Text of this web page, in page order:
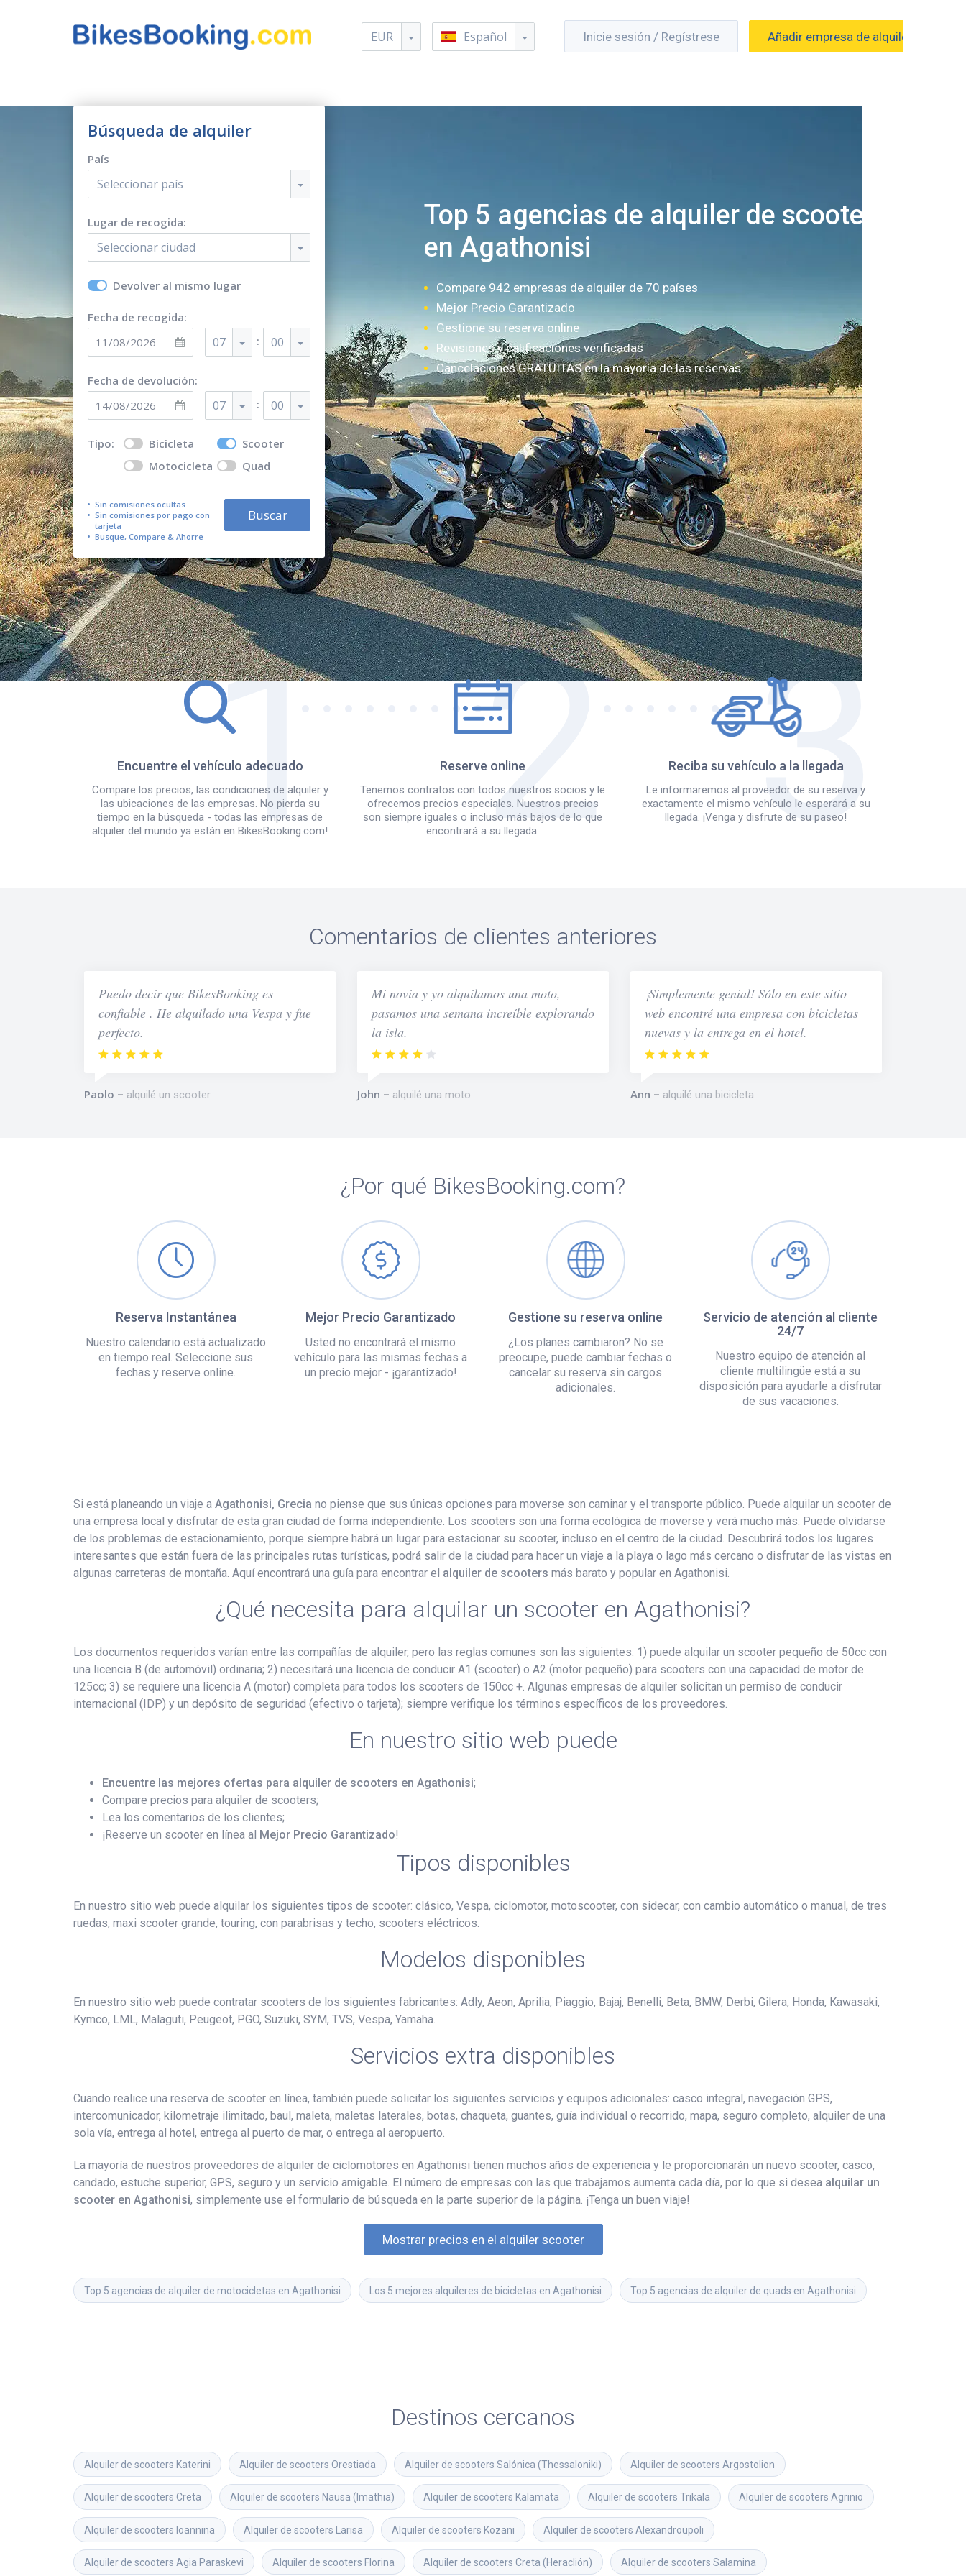
EUR Español Inicie sesión / Regístrese Añadir empresa de alquiler
Búsqueda de alquiler
País
Seleccionar país
Lugar de recogida:
Seleccionar ciudad
Devolver al mismo lugar
Fecha de recogida:
07 : 00
Fecha de devolución:
07 : 00
Tipo: Bicicleta
Scooter
Motocicleta
Quad
Sin comisiones ocultas
Sin comisiones por pago con
tarjeta
Busque, Compare & Ahorre
Buscar
Top 5 agencias de alquiler de scooters
en Agathonisi
Compare 942 empresas de alquiler de 70 países
Mejor Precio Garantizado
Gestione su reserva online
Revisiones y calificaciones verificadas
Cancelaciones GRATUITAS en la mayoría de las reservas
¿Cómo funciona?
Encuentre el vehículo adecuado
Compare los precios, las condiciones de alquiler y
las ubicaciones de las empresas. No pierda su
tiempo en la búsqueda - todas las empresas de
alquiler del mundo ya están en BikesBooking.com!
Reserve online
Tenemos contratos con todos nuestros socios y le
ofrecemos precios especiales. Nuestros precios
son siempre iguales o incluso más bajos de lo que
encontrará a su llegada.
Reciba su vehículo a la llegada
Le informaremos al proveedor de su reserva y
exactamente el mismo vehículo le esperará a su
llegada. ¡Venga y disfrute de su paseo!
Comentarios de clientes anteriores
Puedo decir que BikesBooking es
confiable . He alquilado una Vespa y fue
perfecto.
Paolo alquilé un scooter
Mi novia y yo alquilamos una moto,
pasamos una semana increíble explorando
la isla.
John alquilé una moto
¡Simplemente genial! Sólo en este sitio
web encontré una empresa con bicicletas
nuevas y la entrega en el hotel.
Ann alquilé una bicicleta
¿Por qué BikesBooking.com?
Reserva Instantánea
Nuestro calendario está actualizado
en tiempo real. Seleccione sus
fechas y reserve online.
Mejor Precio Garantizado
Usted no encontrará el mismo
vehículo para las mismas fechas a
un precio mejor - ¡garantizado!
Gestione su reserva online
¿Los planes cambiaron? No se
preocupe, puede cambiar fechas o
cancelar su reserva sin cargos
adicionales.
Servicio de atención al cliente
24/7
Nuestro equipo de atención al
cliente multilingüe está a su
disposición para ayudarle a disfrutar
de sus vacaciones.
Si está planeando un viaje a Agathonisi, Grecia no piense que sus únicas opciones para moverse son caminar y el transporte público. Puede alquilar un scooter de
una empresa local y disfrutar de esta gran ciudad de forma independiente. Los scooters son una forma ecológica de moverse y verá mucho más. Puede olvidarse
de los problemas de estacionamiento, porque siempre habrá un lugar para estacionar su scooter, incluso en el centro de la ciudad. Descubrirá todos los lugares
interesantes que están fuera de las principales rutas turísticas, podrá salir de la ciudad para hacer un viaje a la playa o lago más cercano o disfrutar de las vistas en
algunas carreteras de montaña. Aquí encontrará una guía para encontrar el alquiler de scooters más barato y popular en Agathonisi.
¿Qué necesita para alquilar un scooter en Agathonisi?
Los documentos requeridos varían entre las compañías de alquiler, pero las reglas comunes son las siguientes: 1) puede alquilar un scooter pequeño de 50cc con
una licencia B (de automóvil) ordinaria; 2) necesitará una licencia de conducir A1 (scooter) o A2 (motor pequeño) para scooters con una capacidad de motor de
125cc; 3) se requiere una licencia A (motor) completa para todos los scooters de 150cc +. Algunas empresas de alquiler solicitan un permiso de conducir
internacional (IDP) y un depósito de seguridad (efectivo o tarjeta); siempre verifique los términos específicos de los proveedores.
En nuestro sitio web puede
Encuentre las mejores ofertas para alquiler de scooters en Agathonisi;
Compare precios para alquiler de scooters;
Lea los comentarios de los clientes;
¡Reserve un scooter en línea al Mejor Precio Garantizado!
Tipos disponibles
En nuestro sitio web puede alquilar los siguientes tipos de scooter: clásico, Vespa, ciclomotor, motoscooter, con sidecar, con cambio automático o manual, de tres
ruedas, maxi scooter grande, touring, con parabrisas y techo, scooters eléctricos.
Modelos disponibles
En nuestro sitio web puede contratar scooters de los siguientes fabricantes: Adly, Aeon, Aprilia, Piaggio, Bajaj, Benelli, Beta, BMW, Derbi, Gilera, Honda, Kawasaki,
Kymco, LML, Malaguti, Peugeot, PGO, Suzuki, SYM, TVS, Vespa, Yamaha.
Servicios extra disponibles
Cuando realice una reserva de scooter en línea, también puede solicitar los siguientes servicios y equipos adicionales: casco integral, navegación GPS,
intercomunicador, kilometraje ilimitado, baul, maleta, maletas laterales, botas, chaqueta, guantes, guía individual o recorrido, mapa, seguro completo, alquiler de una
sola vía, entrega al hotel, entrega al puerto de mar, o entrega al aeropuerto.
La mayoría de nuestros proveedores de alquiler de ciclomotores en Agathonisi tienen muchos años de experiencia y le proporcionarán un nuevo scooter, casco,
candado, estuche superior, GPS, seguro y un servicio amigable. El número de empresas con las que trabajamos aumenta cada día, por lo que si desea alquilar un
scooter en Agathonisi, simplemente use el formulario de búsqueda en la parte superior de la página. ¡Tenga un buen viaje!
Mostrar precios en el alquiler scooter
Top 5 agencias de alquiler de motocicletas en Agathonisi Los 5 mejores alquileres de bicicletas en Agathonisi Top 5 agencias de alquiler de quads en Agathonisi
Destinos cercanos
Alquiler de scooters Katerini Alquiler de scooters Orestiada Alquiler de scooters Salónica (Thessaloniki) Alquiler de scooters Argostolion
Alquiler de scooters Creta Alquiler de scooters Nausa (Imathia) Alquiler de scooters Kalamata Alquiler de scooters Trikala Alquiler de scooters Agrinio
Alquiler de scooters Ioannina Alquiler de scooters Larisa Alquiler de scooters Kozani Alquiler de scooters Alexandroupoli
Alquiler de scooters Agia Paraskevi Alquiler de scooters Florina Alquiler de scooters Creta (Heraclión) Alquiler de scooters Salamina